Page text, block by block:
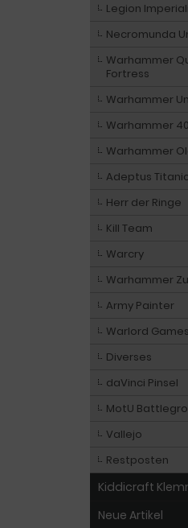
Legion
Necromunda
Warhammer
Fortress
Warhammer
Warhammer
Warhammer
Adeptus
Herr der Ringe
Kill Team
Warcry
Warhammer
Army Painter
Warlord Games
Diverses
daVinci Pinsel
MotU
Vallejo
Restposten
Kiddicraft
Neue Artikel